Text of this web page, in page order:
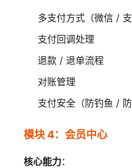
多支付方式（微信 /
支付回调处理
退款 / 退单流程
对账管理
支付安全（防钓鱼 / 防
模块 4：会员中心
核心能力：